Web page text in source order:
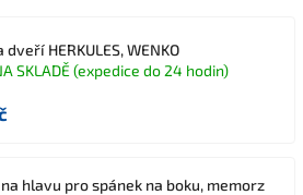
HERKULES, WENKO
SKLADĚ (expedice do 24 hodin)
hlavu pro spánek na boku, memorz